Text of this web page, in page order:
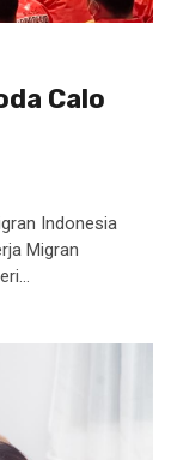
Calo
Indonesia
Migran